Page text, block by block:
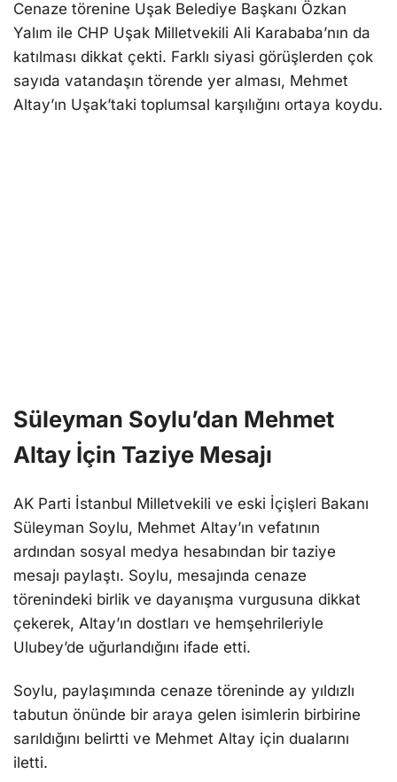
Cenaze törenine Uşak Belediye Başkanı Özkan
Yalım ile CHP Uşak Milletvekili Ali Karababa’nın da
katılması dikkat çekti. Farklı siyasi görüşlerden çok
sayıda vatandaşın törende yer alması, Mehmet
Altay’ın Uşak’taki toplumsal karşılığını ortaya koydu.
Süleyman Soylu’dan Mehmet
Altay İçin Taziye Mesajı
AK Parti İstanbul Milletvekili ve eski İçişleri Bakanı
Süleyman Soylu, Mehmet Altay’ın vefatının
ardından sosyal medya hesabından bir taziye
mesajı paylaştı. Soylu, mesajında cenaze
törenindeki birlik ve dayanışma vurgusuna dikkat
çekerek, Altay’ın dostları ve hemşehrileriyle
Ulubey’de uğurlandığını ifade etti.
Soylu, paylaşımında cenaze töreninde ay yıldızlı
tabutun önünde bir araya gelen isimlerin birbirine
sarıldığını belirtti ve Mehmet Altay için dualarını
iletti.